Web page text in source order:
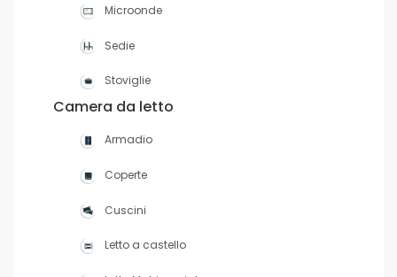
Microonde
Sedie
Stoviglie
Camera da letto
Armadio
Coperte
Cuscini
Letto a castello